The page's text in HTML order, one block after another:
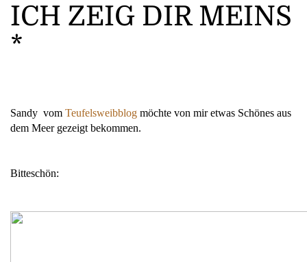
ICH ZEIG DIR MEINS
*
Sandy vom Teufelsweibblog möchte von mir etwas Schönes aus
dem Meer gezeigt bekommen.
Bitteschön: